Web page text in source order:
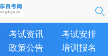
考试资讯
考试安排
政策公告 培训报名